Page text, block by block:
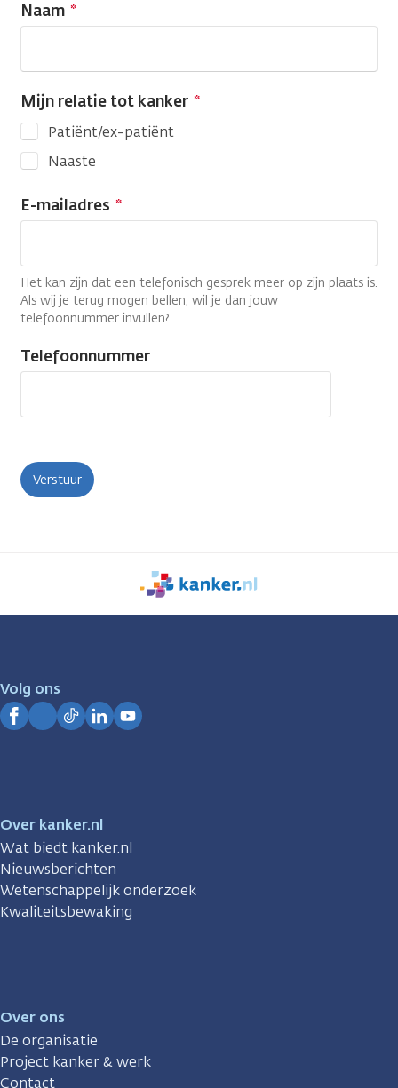
Naam
Mijn relatie tot kanker
Patiënt/ex-patiënt
Naaste
E-mailadres
Het kan zijn dat een telefonisch gesprek meer op zijn plaats is.
Als wij je terug mogen bellen, wil je dan jouw
telefoonnummer invullen?
Telefoonnummer
We
zijn
Volg ons
Over kanker.nl
Wat biedt kanker.nl
Nieuwsberichten
Wetenschappelijk onderzoek
Kwaliteitsbewaking
Over ons
De organisatie
Project kanker & werk
Contact